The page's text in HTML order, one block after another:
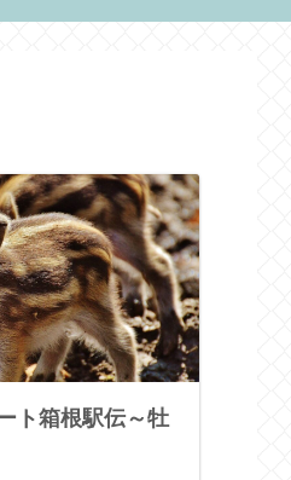
ト箱根駅伝～牡